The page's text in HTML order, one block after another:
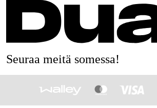
Seuraa meitä somessa!